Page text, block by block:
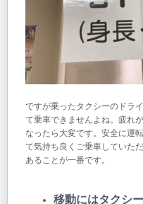
ですが乗ったタクシーのドラ
て乗車できませんよね。疲れ
なったら大変です。安全に運
て気持ち良くご乗車していた
あることが一番です。
移動にはタクシ